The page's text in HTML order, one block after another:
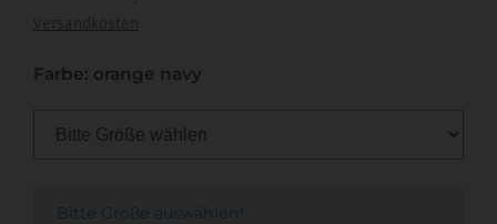
Versandkosten
Farbe: orange navy
Bitte Größe auswählen!